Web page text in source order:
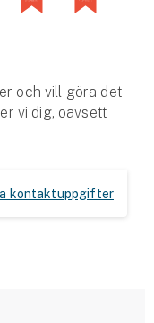
och vill göra det
vi dig, oavsett
kontaktuppgifter